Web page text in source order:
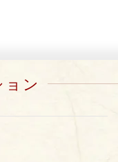
ョン